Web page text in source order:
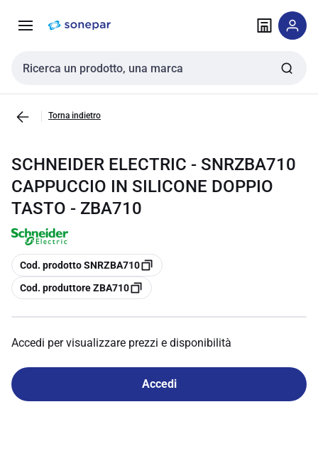
navigazione alla
Cerca input
Torna indietro
SCHNEIDER ELECTRIC - SNRZBA710
CAPPUCCIO IN SILICONE DOPPIO
TASTO - ZBA710
copia
Cod. prodotto SNRZBA710
copia
Cod. produttore ZBA710
Accedi per visualizzare prezzi e disponibilità
Accedi